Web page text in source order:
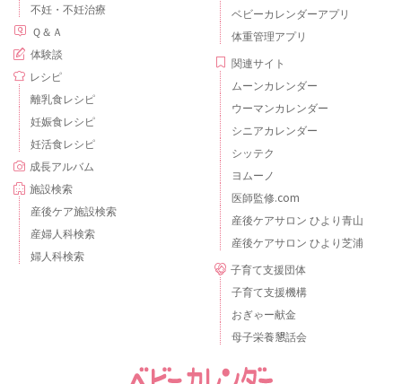
不妊・不妊治療
Ｑ＆Ａ
体験談
レシピ
離乳食レシピ
妊娠食レシピ
妊活食レシピ
成長アルバム
施設検索
産後ケア施設検索
産婦人科検索
婦人科検索
ベビーカレンダーアプリ
体重管理アプリ
関連サイト
ムーンカレンダー
ウーマンカレンダー
シニアカレンダー
シッテク
ヨムーノ
医師監修.com
産後ケアサロン ひより青山
産後ケアサロン ひより芝浦
子育て支援団体
子育て支援機構
おぎゃー献金
母子栄養懇話会